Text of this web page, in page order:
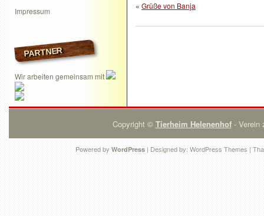
Impressum
PARTNER
Wir arbeiten gemeinsam mit
« Grüße von Banja
Copyright © Tierheim Helenenhof- Verein
Powered by WordPress | Designed by: WordPress Themes |